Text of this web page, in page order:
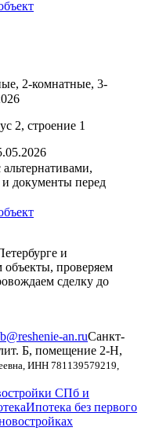
2-комнатные, 3-
2, строение 1
документы перед
и
объекты, проверяем
сделку до
an.ruСанкт-
Б, помещение 2-Н,
, ИНН 781139579219
СПб и
Ипотека без первого